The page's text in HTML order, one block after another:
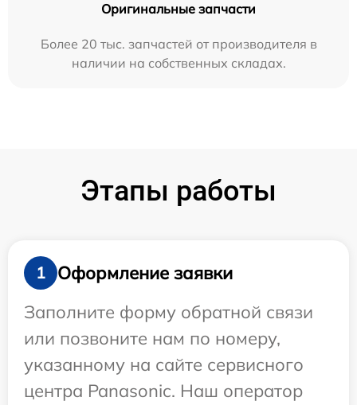
Оригинальные запчасти
Более 20 тыс. запчастей от производителя в
наличии на собственных складах.
Этапы работы
1
Оформление заявки
Заполните форму обратной связи
или позвоните нам по номеру,
указанному на сайте сервисного
центра Panasonic. Наш оператор